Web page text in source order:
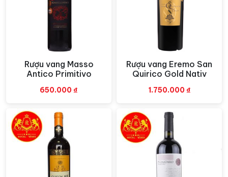
cổ họng làm bạn khó cưỡng lại cảm giác muốn uống
Xem nhanh
Rượu vang Masso
Antico Primitivo
650.000 ₫
Xem nhanh
Rượu vang Eremo San
Quirico Gold Nativ
1.750.000 ₫